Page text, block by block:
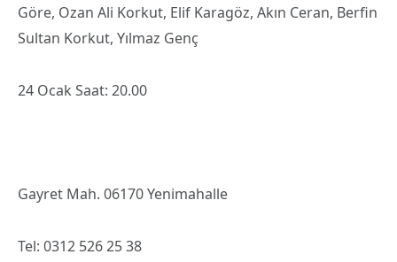
Göre, Ozan Ali Korkut, Elif Karagöz, Akın Ceran, Berfin
Sultan Korkut, Yılmaz Genç
24 Ocak Saat: 20.00
Gayret Mah. 06170 Yenimahalle
Tel: 0312 526 25 38